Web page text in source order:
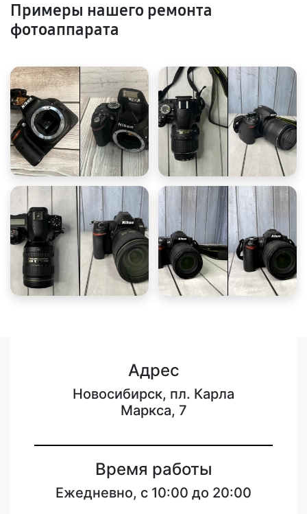
Примеры нашего ремонта
фотоаппарата
Адрес
Новосибирск, пл. Карла
Маркса, 7
Время работы
Ежедневно, с 10:00 до 20:00